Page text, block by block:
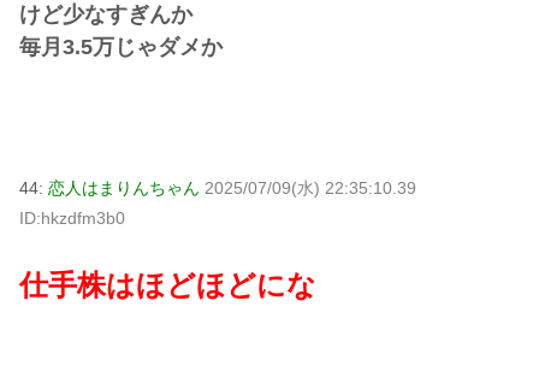
けど少なすぎんか
毎月3.5万じゃダメか
44: 恋人はまりんちゃん 2025/07/09(水) 22:35:10.39
ID:hkzdfm3b0
仕手株はほどほどにな